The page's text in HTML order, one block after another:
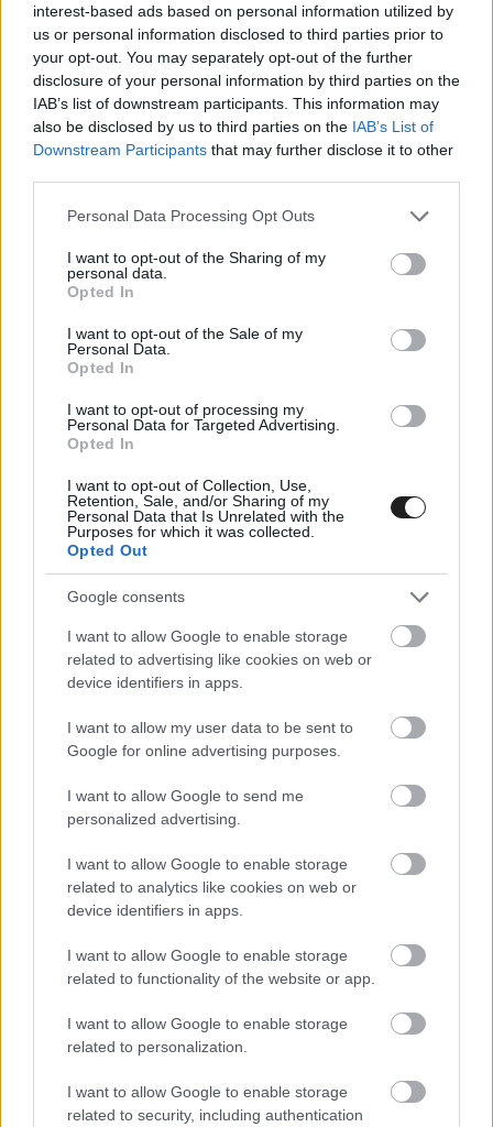
interest-based ads based on personal information utilized by
us or personal information disclosed to third parties prior to
your opt-out. You may separately opt-out of the further
disclosure of your personal information by third parties on the
IAB’s list of downstream participants. This information may
also be disclosed by us to third parties on the IAB’s List of
Downstream Participants that may further disclose it to other
Please note that this website/app uses one or more Google
not limited to your visit or usage behaviour. You may click to
grant or deny consent to Google and its third-party tags to
use your data for below specified purposes in below Google
consent section.
Personal Data Processing Opt Outs
I want to opt-out of the Sharing of my
personal data.
Opted In
I want to opt-out of the Sale of my
Personal Data.
Opted In
I want to opt-out of processing my
Personal Data for Targeted Advertising.
Opted In
I want to opt-out of Collection, Use,
Retention, Sale, and/or Sharing of my
Personal Data that Is Unrelated with the
Purposes for which it was collected.
Opted Out
Google consents
I want to allow Google to enable storage
related to advertising like cookies on web or
device identifiers in apps.
I want to allow my user data to be sent to
Google for online advertising purposes.
I want to allow Google to send me
personalized advertising.
I want to allow Google to enable storage
related to analytics like cookies on web or
device identifiers in apps.
I want to allow Google to enable storage
related to functionality of the website or app.
I want to allow Google to enable storage
related to personalization.
I want to allow Google to enable storage
related to security, including authentication
FORMA-1 / 2023. AUG. 29.
Verstappen megkapta a Magyar
Nagydíjon összetört trófea
másolatát
átadáson.
FORMA-1 / 2023. AUG. 22.
A Holland Nagydíj szervezői
üzentek a trófeát törő Norrisnak
és Verstappennek
Közösségi médiás felületeiken üzentek a Holland Nagydíj
lebonyolítói a korábban trófeát törő Lando Norrisnak és Max
Verstappennek. A holland versenyzőre rá jár az rúd az elmúlt
időszakban a díjak tekintetében. Minden a Brit Nagydíjon
versenyzője leverte a trófeát a dobogóról, és karcolás
keletkezett az első helyért járó elismerésen. [&hellip;]